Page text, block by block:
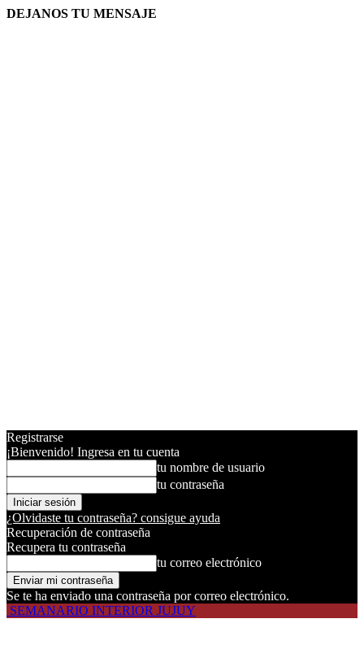
DEJANOS TU MENSAJE
Registrarse
¡Bienvenido! Ingresa en tu cuenta
tu nombre de usuario
tu contraseña
¿Olvidaste tu contraseña? consigue ayuda
Recuperación de contraseña
Recupera tu contraseña
tu correo electrónico
Se te ha enviado una contraseña por correo electrónico.
SEMANARIO INTERIOR JUJUY